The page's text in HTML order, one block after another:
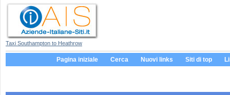
Taxi Southampton to Heathrow
Pagina iniziale Cerca Nuovi links Siti di top